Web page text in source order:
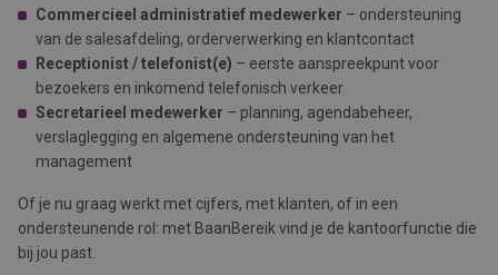
Commercieel administratief medewerker – ondersteuning
van de salesafdeling, orderverwerking en klantcontact
Receptionist / telefonist(e) – eerste aanspreekpunt voor
bezoekers en inkomend telefonisch verkeer
Secretarieel medewerker – planning, agendabeheer,
verslaglegging en algemene ondersteuning van het
management
Of je nu graag werkt met cijfers, met klanten, of in een
ondersteunende rol: met BaanBereik vind je de kantoorfunctie die
bij jou past.